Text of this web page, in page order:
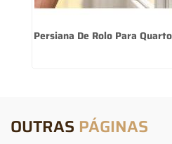
Persiana De Rolo Para
OUTRAS PÁGINAS